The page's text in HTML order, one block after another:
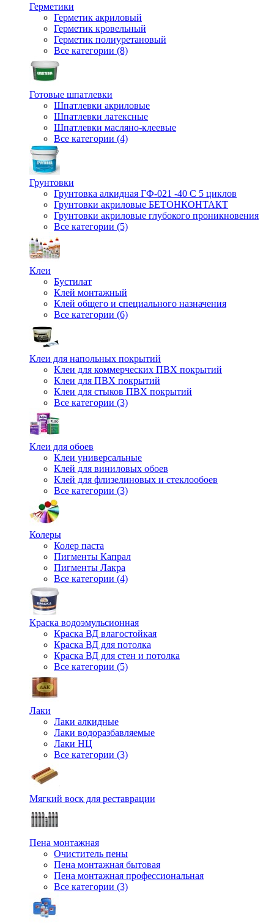
Герметики
Герметик акриловый
Герметик кровельный
Герметик полиуретановый
Все категории (8)
Готовые шпатлевки
Шпатлевки акриловые
Шпатлевки латексные
Шпатлевки масляно-клеевые
Все категории (4)
Грунтовки
Грунтовка алкидная ГФ-021 -40 С 5 циклов
Грунтовки акриловые БЕТОНКОНТАКТ
Грунтовки акриловые глубокого проникновения
Все категории (5)
Клеи
Бустилат
Клей монтажный
Клей общего и специального назначения
Все категории (6)
Клеи для напольных покрытий
Клеи для коммерческих ПВХ покрытий
Клеи для ПВХ покрытий
Клеи для стыков ПВХ покрытий
Все категории (3)
Клеи для обоев
Клеи универсальные
Клей для виниловых обоев
Клей для флизелиновых и стеклообоев
Все категории (3)
Колеры
Колер паста
Пигменты Капрал
Пигменты Лакра
Все категории (4)
Краска водоэмульсионная
Краска ВД влагостойкая
Краска ВД для потолка
Краска ВД для стен и потолка
Все категории (5)
Лаки
Лаки алкидные
Лаки водоразбавляемые
Лаки НЦ
Все категории (3)
Мягкий воск для реставрации
Пена монтажная
Очиститель пены
Пена монтажная бытовая
Пена монтажная профессиональная
Все категории (3)